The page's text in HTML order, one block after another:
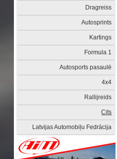
Dragreiss
Autosprints
Kartings
Formula 1
Autosports pasaulē
4x4
Rallijreids
Cits
Latvijas Automobiļu Fedrācija